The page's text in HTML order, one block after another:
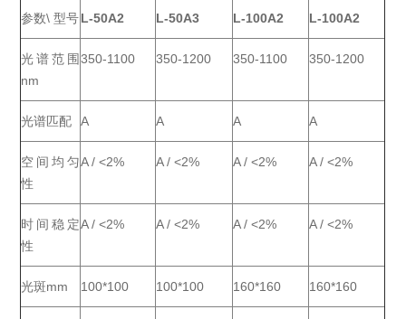
参数\ 型号L-50A2 L-50A3 L-100A2 L-100A2
光谱范围
nm
350-1100 350-1200 350-1100 350-1200
光谱匹配 A A A A
空间均匀
性
A / <2% A / <2% A / <2% A / <2%
时间稳定
性
A / <2% A / <2% A / <2% A / <2%
光斑mm 100*100 100*100 160*160 160*160